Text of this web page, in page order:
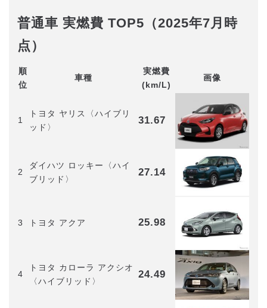
普通車 実燃費 TOP5（2025年7月時
点）
順
位
車種
実燃費
(km/L)
画像
1
トヨタ ヤリス〈ハイブリ
ッド〉
31.67
2
ダイハツ ロッキー〈ハイ
ブリッド〉
27.14
3 トヨタ アクア 25.98
4
トヨタ カローラ アクシオ
〈ハイブリッド〉
24.49